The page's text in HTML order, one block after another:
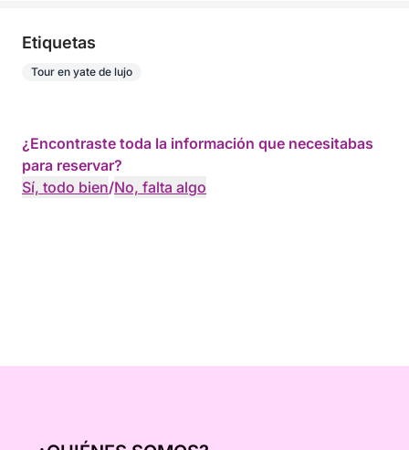
Etiquetas
Tour en yate de lujo
¿Encontraste toda la información que necesitabas
para reservar?
Sí, todo bien/No, falta algo